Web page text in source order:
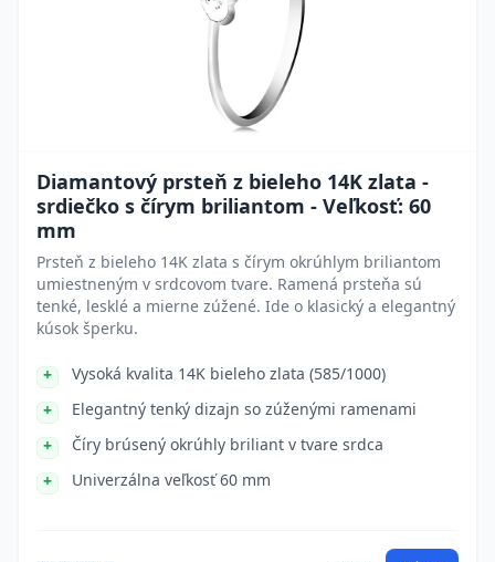
Diamantový prsteň z bieleho 14K zlata -
srdiečko s čírym briliantom - Veľkosť: 60
mm
Prsteň z bieleho 14K zlata s čírym okrúhlym briliantom
umiestneným v srdcovom tvare. Ramená prsteňa sú
tenké, lesklé a mierne zúžené. Ide o klasický a elegantný
kúsok šperku.
Vysoká kvalita 14K bieleho zlata (585/1000)
Elegantný tenký dizajn so zúženými ramenami
Číry brúsený okrúhly briliant v tvare srdca
Univerzálna veľkosť 60 mm